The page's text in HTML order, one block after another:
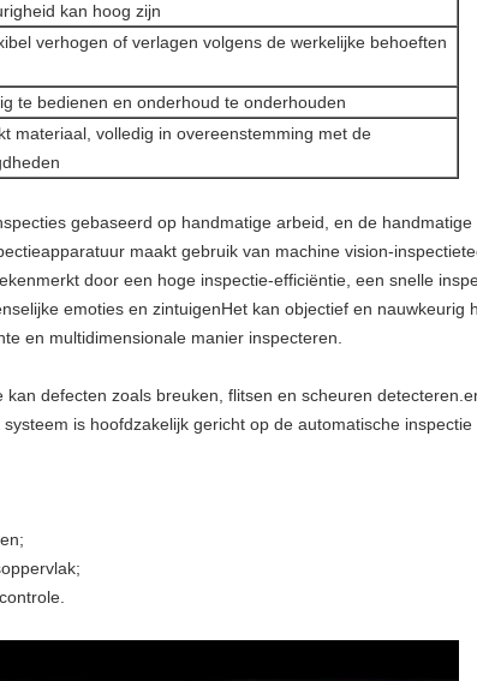
kan hoog zijn
verhogen of verlagen volgens de werkelijke behoeften
te bedienen en onderhoud te onderhouden
materiaal, volledig in overeenstemming met de
gebaseerd op handmatige arbeid, en de
maakt gebruik van machine vision-
door een hoge inspectie-efficiëntie, een snelle
emoties en zintuigenHet kan objectief en nauwkeurig
en multidimensionale manier inspecteren.
defecten zoals breuken, flitsen en scheuren
is hoofdzakelijk gericht op de automatische